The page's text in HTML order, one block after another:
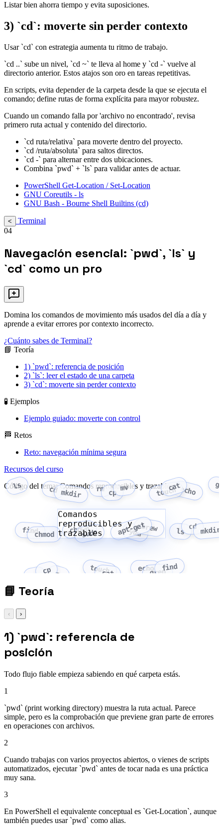
Listar bien ahorra tiempo y evita suposiciones.
3) `cd`: moverte sin perder contexto
Usar `cd` con estrategia aumenta tu ritmo de trabajo.
`cd ..` sube un nivel, `cd ~` te lleva al home y `cd -` vuelve al
directorio anterior. Estos atajos son oro en tareas repetitivas.
En scripts, evita depender de la carpeta desde la que se ejecuta el
comando; define rutas de forma explícita para mayor robustez.
Cuando un comando falla por 'archivo no encontrado', revisa
primero ruta actual y contenido del directorio.
`cd ruta/relativa` para moverte dentro del proyecto.
`cd /ruta/absoluta` para saltos directos.
`cd -` para alternar entre dos ubicaciones.
Combina `pwd` + `ls` para validar antes de actuar.
PowerShell Get-Location / Set-Location
GNU Coreutils - ls
GNU Bash - Bourne Shell Builtins (cd)
<
Terminal
04
Navegación esencial: `pwd`, `ls` y
`cd` como un pro
Domina los comandos de movimiento más usados del día a día y
aprende a evitar errores por contexto incorrecto.
¿Cuánto sabes de Terminal?
📘 Teoría
1) `pwd`: referencia de posición
2) `ls`: leer el estado de una carpeta
3) `cd`: moverte sin perder contexto
🧪 Ejemplos
Ejemplo guiado: moverte con control
🏁 Retos
Reto: navegación mínima segura
Recursos del curso
Código del tema: Comandos reproducibles y trazables
ls cd mkdir rm cp
mv touch
catecho
findchmod chownsudo apt-get
yumbrew ls
cd mkdir
rm
cp mv touch
cat
echogrepfind
Comandos
reproducibles y
trazables
📘 Teoría
‹ ›
1) `pwd`: referencia de
posición
Todo flujo fiable empieza sabiendo en qué carpeta estás.
1
`pwd` (print working directory) muestra la ruta actual. Parece
simple, pero es la comprobación que previene gran parte de errores
en operaciones con archivos.
2
Cuando trabajas con varios proyectos abiertos, o vienes de scripts
automatizados, ejecutar `pwd` antes de tocar nada es una práctica
muy sana.
3
En PowerShell el equivalente conceptual es `Get-Location`, aunque
también puedes usar `pwd` como alias.